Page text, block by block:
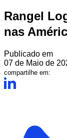
Rangel
nas
Publicado em
07 de Maio de
compartilhe em: